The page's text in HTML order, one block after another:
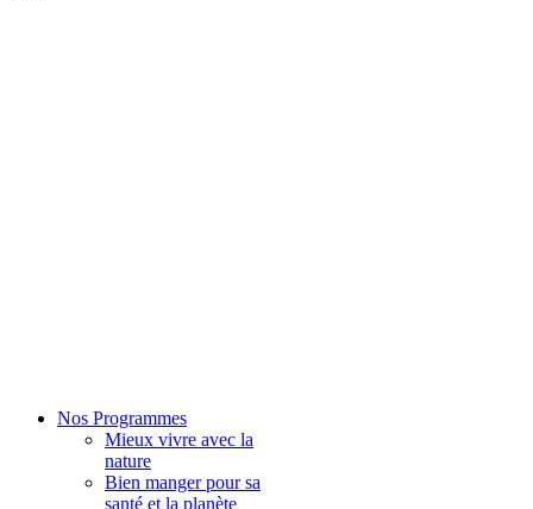
Nos Programmes
Mieux vivre avec la
nature
Bien manger pour sa
santé et la planète